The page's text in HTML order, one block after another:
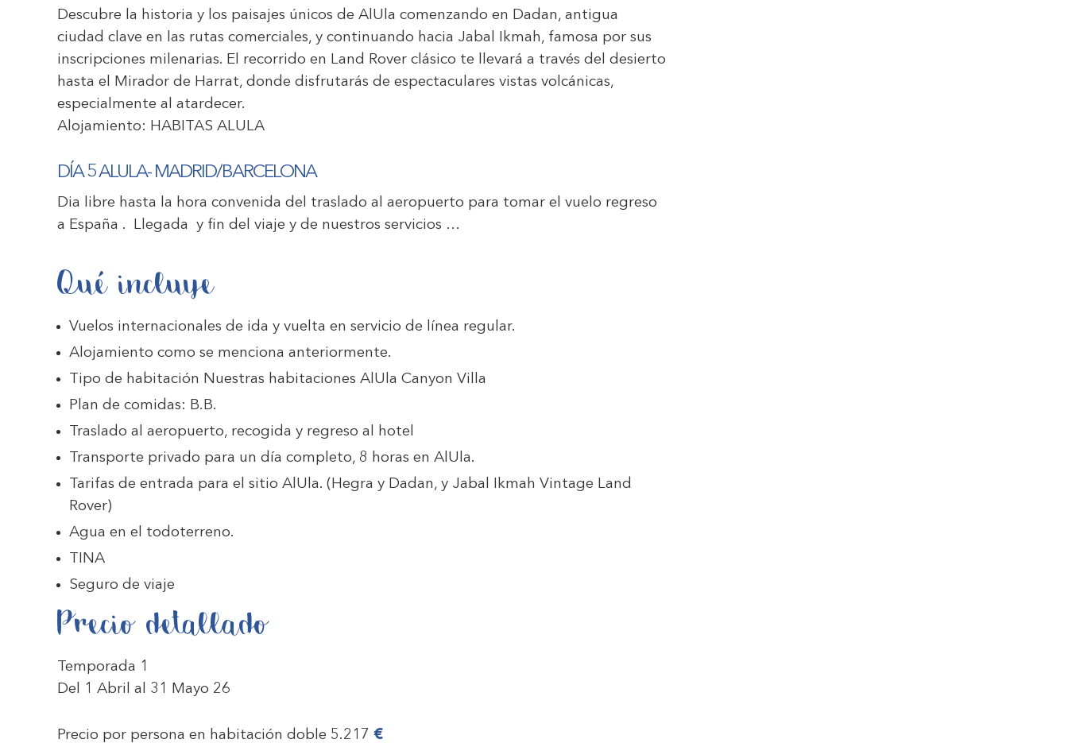
Descubre la historia y los paisajes únicos de AlUla comenzando en Dadan, antigua
ciudad clave en las rutas comerciales, y continuando hacia Jabal Ikmah, famosa por sus
inscripciones milenarias. El recorrido en Land Rover clásico te llevará a través del desierto
hasta el Mirador de Harrat, donde disfrutarás de espectaculares vistas volcánicas,
especialmente al atardecer.
Alojamiento: HABITAS ALULA
DÍA 5 ALULA- MADRID/BARCELONA
Dia libre hasta la hora convenida del traslado al aeropuerto para tomar el vuelo regreso
a España . Llegada y fin del viaje y de nuestros servicios …
Qué incluye
Vuelos internacionales de ida y vuelta en servicio de línea regular.
Alojamiento como se menciona anteriormente.
Tipo de habitación Nuestras habitaciones AlUla Canyon Villa
Plan de comidas: B.B.
Traslado al aeropuerto, recogida y regreso al hotel
Transporte privado para un día completo, 8 horas en AlUla.
Tarifas de entrada para el sitio AlUla. (Hegra y Dadan, y Jabal Ikmah Vintage Land
Rover)
Agua en el todoterreno.
TINA
Seguro de viaje
Precio detallado
Temporada 1
Del 1 Abril al 31 Mayo 26
Precio por persona en habitación doble 5.217 €